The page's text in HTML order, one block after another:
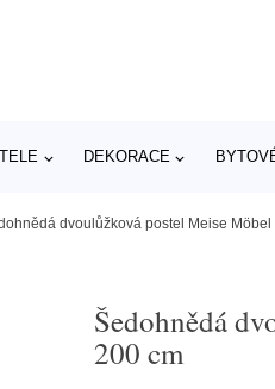
DEKORACE
dvoulůžková postel Meise Möbel
Šedohnědá
200 cm